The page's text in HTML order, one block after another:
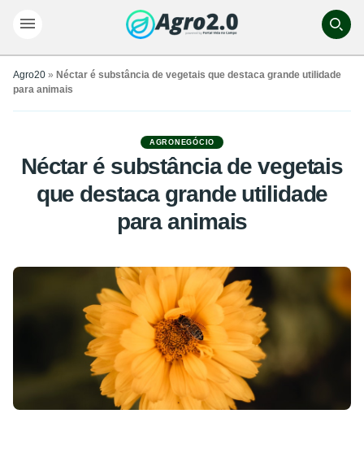
Agro20 » Néctar é substância de vegetais que destaca grande utilidade
para animais
AGRONEGÓCIO
Néctar é substância de vegetais
que destaca grande utilidade
para animais